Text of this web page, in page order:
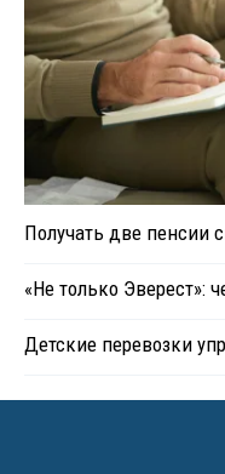
Получать две пенсии
«Не только Эверест»:
Детские перевозки